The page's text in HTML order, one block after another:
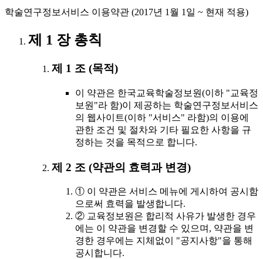
학술연구정보서비스 이용약관 (2017년 1월 1일 ~ 현재 적용)
제 1 장 총칙
제 1 조 (목적)
이 약관은 한국교육학술정보원(이하 "교육정
보원"라 함)이 제공하는 학술연구정보서비스
의 웹사이트(이하 "서비스" 라함)의 이용에
관한 조건 및 절차와 기타 필요한 사항을 규
정하는 것을 목적으로 합니다.
제 2 조 (약관의 효력과 변경)
① 이 약관은 서비스 메뉴에 게시하여 공시함
으로써 효력을 발생합니다.
② 교육정보원은 합리적 사유가 발생한 경우
에는 이 약관을 변경할 수 있으며, 약관을 변
경한 경우에는 지체없이 "공지사항"을 통해
공시합니다.